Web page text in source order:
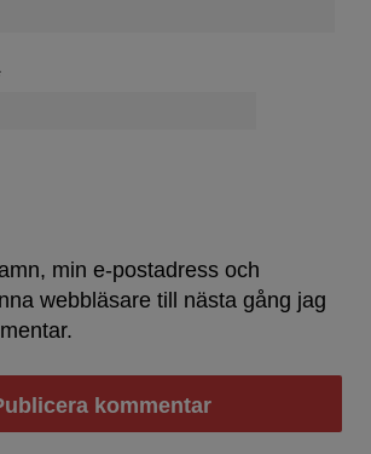
min e-postadress och
webbläsare till nästa gång jag